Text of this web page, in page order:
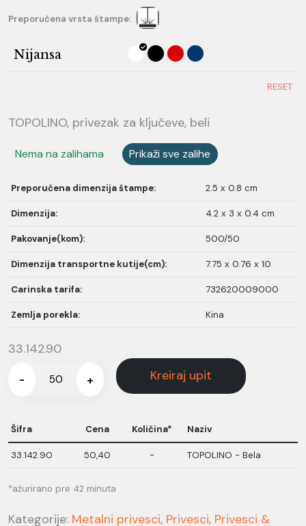
Preporučena vrsta štampe:
Nijansa
RESET
TOPOLINO, privezak za ključeve, beli
Nema na zalihama Prikaži sve zalihe
Preporučena dimenzija štampe: 2.5 x 0.8 cm
Dimenzija: 4.2 x 3 x 0.4 cm
Pakovanje(kom): 500/50
Dimenzija transportne kutije(cm): 7.75 x 0.76 x 10
Carinska tarifa: 732620009000
Zemlja porekla: Kina
33.142.90
- + Kreiraj upit
Šifra Cena Količina* Naziv
33.142.90 50,40 - TOPOLINO - Bela
*ažurirano pre 42 minuta
Kategorije: Metalni privesci, Privesci, Privesci &